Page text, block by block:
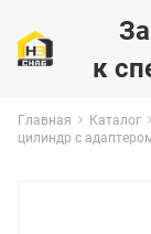
к
Главная Каталог
цилиндр с